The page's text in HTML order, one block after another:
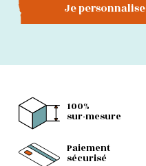
Je personnalise
100%
sur-mesure
Paiement
sécurisé